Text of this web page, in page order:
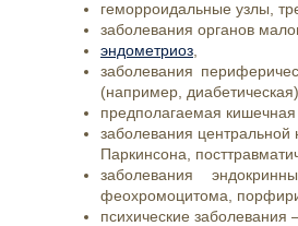
геморроидальные узлы,
заболевания органов
эндометриоз
заболевания
(например,
предполагаемая
заболевания центральной
Паркинсона,
заболевания
феохромоцитома,
психические заболевания